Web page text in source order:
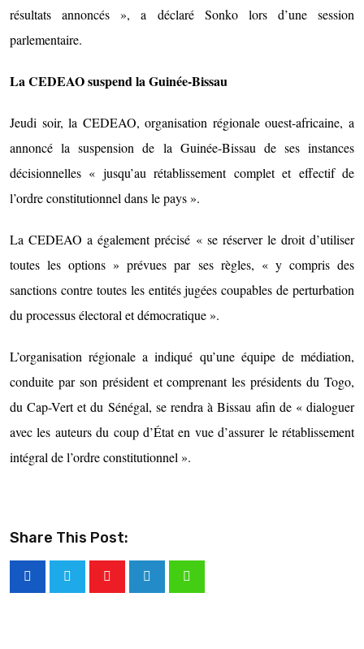
résultats annoncés », a déclaré Sonko lors d’une session
parlementaire.
La CEDEAO suspend la Guinée-Bissau
Jeudi soir, la CEDEAO, organisation régionale ouest-africaine, a
annoncé la suspension de la Guinée-Bissau de ses instances
décisionnelles « jusqu’au rétablissement complet et effectif de
l’ordre constitutionnel dans le pays ».
La CEDEAO a également précisé « se réserver le droit d’utiliser
toutes les options » prévues par ses règles, « y compris des
sanctions contre toutes les entités jugées coupables de perturbation
du processus électoral et démocratique ».
L’organisation régionale a indiqué qu’une équipe de médiation,
conduite par son président et comprenant les présidents du Togo,
du Cap-Vert et du Sénégal, se rendra à Bissau afin de « dialoguer
avec les auteurs du coup d’État en vue d’assurer le rétablissement
intégral de l’ordre constitutionnel ».
Share This Post: